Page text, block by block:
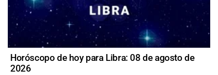
Horóscopo de hoy para Libra: 08 de agosto de
2026